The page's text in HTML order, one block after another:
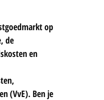
op
de
en
(VvE). Ben je